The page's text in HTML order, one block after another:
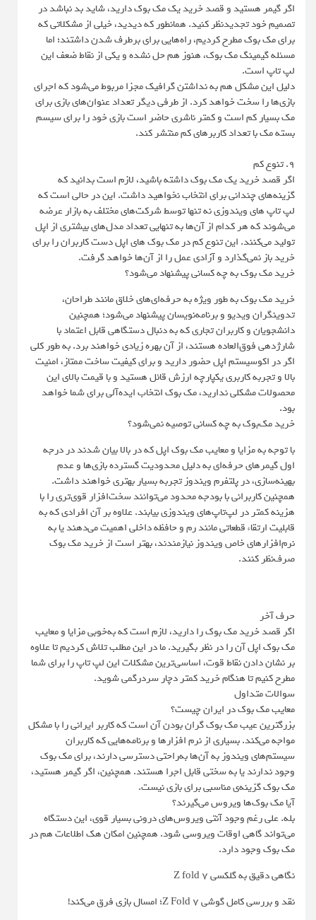
اگر گیمر هستید و قصد خرید یک مک بوک دارید، شاید بد نباشد در
تصمیم خود تجدیدنظر کنید. همانطور که دیدید، خیلی از مشکلاتی که
برای مک بوک مطرح کردیم، راه‌هایی برای برطرف شدن داشتند؛ اما
مسئله گیمینگ مک بوک، هنوز هم حل نشده و یکی از نقاط ضعف این
لپ تاپ است.
دلیل این مشکل هم به نداشتن گرافیک مجزا مربوط می‌شود که اجرای
بازی‌ها را سخت خواهد کرد. از طرفی دیگر تعداد عنوان‌های بازی برای
مک بسیار کم است و کمتر ناشری حاضر است بازی خود را برای سیسم
بسته مک با تعداد کاربرهای کم منتشر کند.
۹. تنوع کم
اگر قصد خرید یک مک بوک داشته باشید، لازم است بدانید که
گزینه‌های چندانی برای انتخاب نخواهید داشت. این در حالی است که
لپ تاپ های ویندوزی نه تنها توسط شرکت‌های مختلف به بازار عرضه
می‌شوند که هر کدام از آن‌ها به تنهایی تعداد مدل‌های بیشتری از اپل
تولید می‌کنند. این تنوع کم در مک بوک های اپل دست کاربران را برای
خرید باز نمی‌گذارد و آزادی عمل را از آن‌ها خواهد گرفت.
خرید مک بوک به چه کسانی پیشنهاد می‌شود؟
خرید مک بوک به طور ویژه به حرفه‌ای‌های خلاق مانند طراحان،
تدوینگران ویدیو و برنامه‌نویسان پیشنهاد می‌شود؛ همچنین
دانشجویان و کاربران تجاری که به دنبال دستگاهی قابل اعتماد با
شارژدهی فوق‌العاده هستند، از آن بهره زیادی خواهند برد. به طور کلی
اگر در اکوسیستم اپل حضور دارید و برای کیفیت ساخت ممتاز، امنیت
بالا و تجربه کاربری یکپارچه ارزش قائل هستید و با قیمت بالای این
محصولات مشکلی ندارید، مک بوک انتخاب ایده‌آلی برای شما خواهد
بود.
خرید مک‌بوک به چه کسانی توصیه نمی‌شود؟
با توجه به مزایا و معایب مک بوک اپل که در بالا بیان شدند در درجه
اول گیمرهای حرفه‌ای به دلیل محدودیت گسترده بازی‌ها و عدم
بهینه‌سازی، در پلتفرم ویندوز تجربه بسیار بهتری خواهند داشت.
همچنین کاربرانی با بودجه محدود می‌توانند سخت‌افزار قوی‌تری را با
هزینه کمتر در لپ‌تاپ‌های ویندوزی بیابند. علاوه بر آن افرادی که به
قابلیت ارتقاء قطعاتی مانند رم و حافظه داخلی اهمیت می‌دهند یا به
نرم‌افزارهای خاص ویندوز نیازمندند، بهتر است از خرید مک بوک
صرف‌نظر کنند.
حرف آخر
اگر قصد خرید مک بوک را دارید، لازم است که به‌خوبی مزایا و معایب
مک بوک اپل آن را در نظر بگیرید. ما در این مطلب تلاش کردیم تا علاوه
بر نشان دادن نقاط قوت، اساسی‌ترین مشکلات این لپ تاپ را برای شما
مطرح کنیم تا هنگام خرید کمتر دچار سردرگمی شوید.
سوالات متداول
معایب مک بوک در ایران چیست؟
بزرگترین عیب مک بوک گران بودن آن است که کاربر ایرانی را با مشکل
مواجه می‌کند. بسیاری از نرم افزارها و برنامه‌هایی که کاربران
سیستم‌های ویندوز به آن‌ها به‌راحتی دسترسی دارند، برای مک بوک
وجود ندارند یا به سختی قابل اجرا هستند. همچنین، اگر گیمر هستید،
مک بوک گزینه‌ی مناسبی برای بازی نیست.
آیا مک بوک‌ها ویروس می‌گیرند؟
بله. علی رغم وجود آنتی ویروس‌های درونی بسیار قوی، این دستگاه
می‌تواند گاهی اوقات ویروسی شود. همچنین امکان هک اطلاعات هم در
مک بوک وجود دارد.
نگاهی دقیق به گلکسی Z fold 7
نقد و بررسی کامل گوشی Z Fold 7؛ امسال بازی فرق می‌کند!